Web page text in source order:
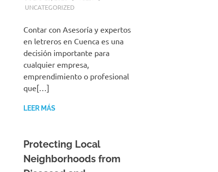
UNCATEGORIZED
Contar con Asesoría y expertos
en letreros en Cuenca es una
decisión importante para
cualquier empresa,
emprendimiento o profesional
que[…]
LEER MÁS
Protecting Local
Neighborhoods from